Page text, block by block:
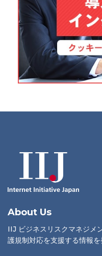
About Us
IIJ ビジネスリスクマネジメ
護規制対応を支援する情報を